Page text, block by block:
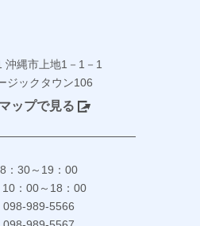
沖縄市上地1－1－1
ジックタウン106
ップで見る
：30～19：00
：00～18：00
989-5566